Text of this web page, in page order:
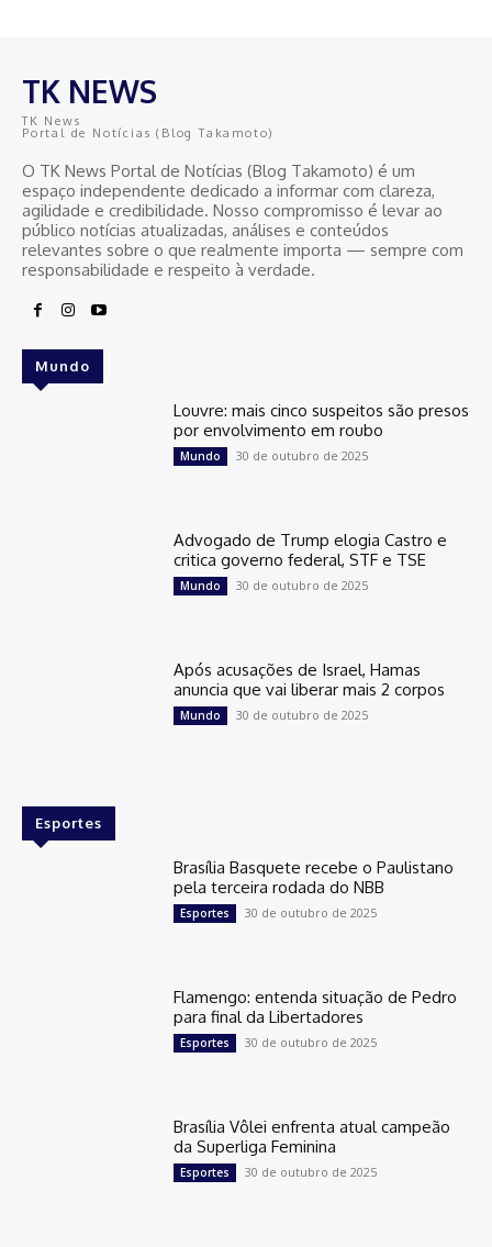
TK NEWS
TK News
Portal de Notícias (Blog Takamoto)
O TK News Portal de Notícias (Blog Takamoto) é um
espaço independente dedicado a informar com clareza,
agilidade e credibilidade. Nosso compromisso é levar ao
público notícias atualizadas, análises e conteúdos
relevantes sobre o que realmente importa — sempre com
responsabilidade e respeito à verdade.
Mundo
Louvre: mais cinco suspeitos são presos
por envolvimento em roubo
Mundo 30 de outubro de 2025
Advogado de Trump elogia Castro e
critica governo federal, STF e TSE
Mundo 30 de outubro de 2025
Após acusações de Israel, Hamas
anuncia que vai liberar mais 2 corpos
Mundo 30 de outubro de 2025
Esportes
Brasília Basquete recebe o Paulistano
pela terceira rodada do NBB
Esportes 30 de outubro de 2025
Flamengo: entenda situação de Pedro
para final da Libertadores
Esportes 30 de outubro de 2025
Brasília Vôlei enfrenta atual campeão
da Superliga Feminina
Esportes 30 de outubro de 2025